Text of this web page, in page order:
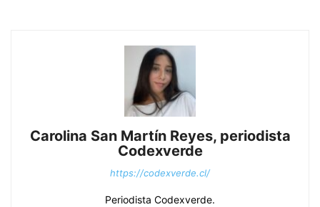
Carolina San Martín Reyes, periodista
Codexverde
https://codexverde.cl/
Periodista Codexverde.